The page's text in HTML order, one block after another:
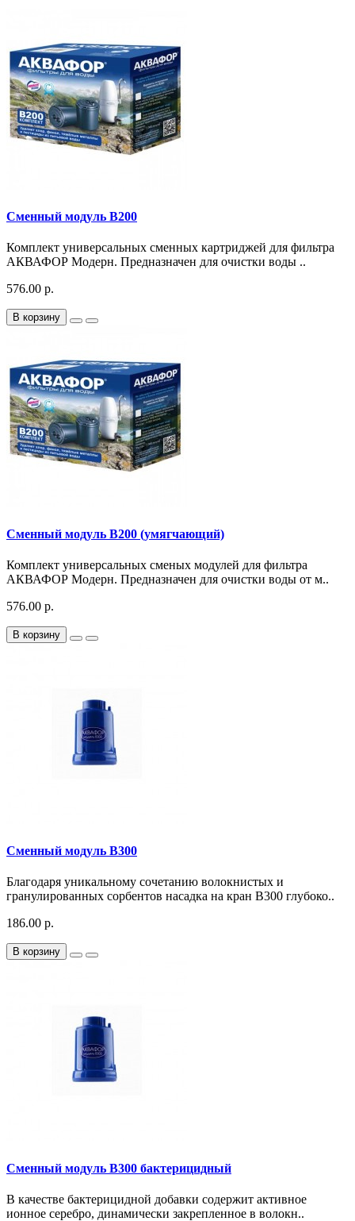
Сменный модуль B200
Комплект универсальных сменных картриджей для фильтра
АКВАФОР Модерн. Предназначен для очистки воды ..
576.00 р.
В корзину
Сменный модуль B200 (умягчающий)
Комплект универсальных сменых модулей для фильтра
АКВАФОР Модерн. Предназначен для очистки воды от м..
576.00 р.
В корзину
Сменный модуль B300
Благодаря уникальному сочетанию волокнистых и
гранулированных сорбентов насадка на кран В300 глубоко..
186.00 р.
В корзину
Сменный модуль B300 бактерицидный
В качестве бактерицидной добавки содержит активное
ионное серебро, динамически закрепленное в волокн..